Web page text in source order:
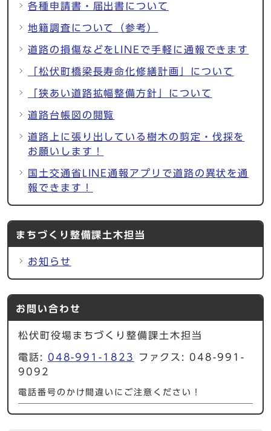
各種申請書・届出書について
地籍調査について（参考）
道路の損傷などをLINEで手軽に通報できます
「松伏町橋梁長寿命化修繕計画」について
「狭あい道路拡幅整備方針」について
道路台帳図の閲覧
道路上に張り出している樹木の剪定・伐採を
お願いします！
国土交通省LINE通報アプリで道路の異状を通
報できます！
まちづくり整備課土木担当
お知らせ
お問い合わせ
松伏町役場まちづくり整備課土木担当
電話: 048-991-1823
ファクス: 048-991-
9092
電話番号のかけ間違いにご注意ください！